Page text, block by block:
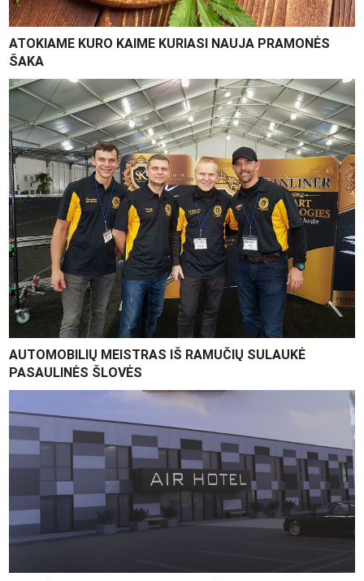
ATOKIAME KURO KAIME KURIASI NAUJA PRAMONĖS
ŠAKA
AUTOMOBILIŲ MEISTRAS IŠ RAMUČIŲ SULAUKĖ
PASAULINĖS ŠLOVĖS